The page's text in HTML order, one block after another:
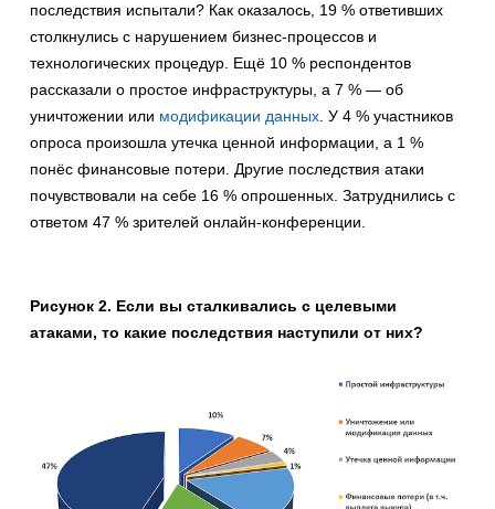
последствия испытали? Как оказалось, 19 % ответивших
столкнулись с нарушением бизнес-процессов и
технологических процедур. Ещё 10 % респондентов
рассказали о простое инфраструктуры, а 7 % — об
уничтожении или модификации данных. У 4 % участников
опроса произошла утечка ценной информации, а 1 %
понёс финансовые потери. Другие последствия атаки
почувствовали на себе 16 % опрошенных. Затруднились с
ответом 47 % зрителей онлайн-конференции.
Рисунок 2. Если вы сталкивались с целевыми
атаками, то какие последствия наступили от них?